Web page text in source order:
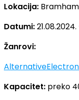
Lokacija:
Datumi:
Žanrovi:
Alternative
Kapacitet: preko